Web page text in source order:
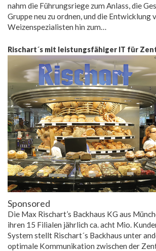
nahm die Führungsriege zum Anlass, die
Gruppe neu zu ordnen, und die Entwicklung
Weizenspezialisten hin zum…
Rischart´s mit leistungsfähiger IT für
Sponsored
Die Max Rischart’s Backhaus KG aus
ihren 15 Filialen jährlich ca. acht Mio.
System stellt Rischart´s Backhaus unter
optimale Kommunikation zwischen der